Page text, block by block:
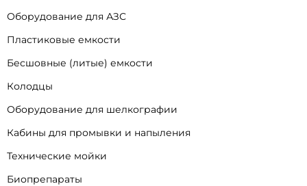
Оборудование для АЗС
Пластиковые емкости
Бесшовные (литые) емкости
Колодцы
Оборудование для шелкографии
Кабины для промывки и напыления
Технические мойки
Биопрепараты